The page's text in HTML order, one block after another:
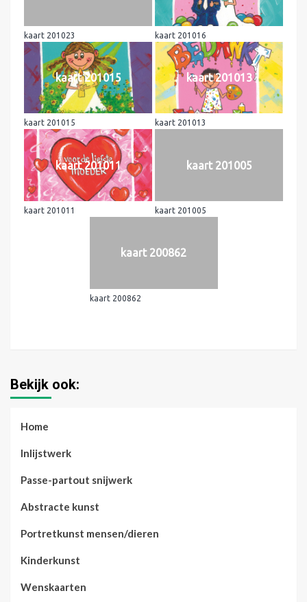
kaart 201023 kaart 201016
kaart 201015
kaart 201015
kaart 201013
kaart 201013
kaart 201011
kaart 201011
kaart 201005
kaart 201005
kaart 200862
kaart 200862
Bekijk ook:
Home
Inlijstwerk
Passe-partout snijwerk
Abstracte kunst
Portretkunst mensen/dieren
Kinderkunst
Wenskaarten